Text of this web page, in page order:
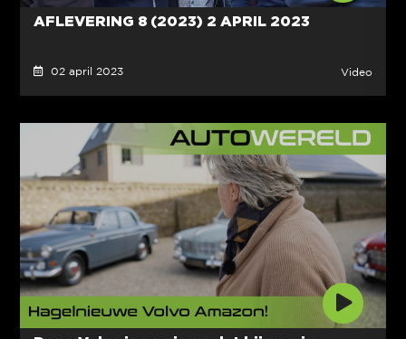
AFLEVERING 8 (2023) 2 APRIL 2023
02 april 2023 Video